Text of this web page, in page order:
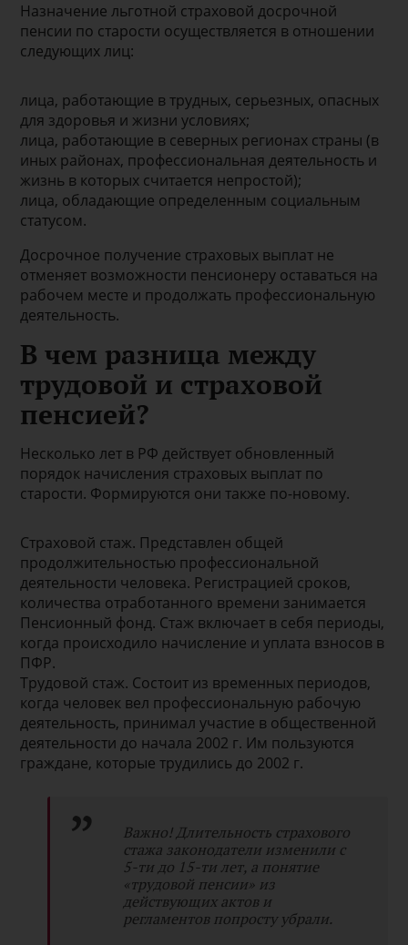
Назначение льготной страховой досрочной
пенсии по старости осуществляется в отношении
следующих лиц:
лица, работающие в трудных, серьезных, опасных
для здоровья и жизни условиях;
лица, работающие в северных регионах страны (в
иных районах, профессиональная деятельность и
жизнь в которых считается непростой);
лица, обладающие определенным социальным
статусом.
Досрочное получение страховых выплат не
отменяет возможности пенсионеру оставаться на
рабочем месте и продолжать профессиональную
деятельность.
В чем разница между
трудовой и страховой
пенсией?
Несколько лет в РФ действует обновленный
порядок начисления страховых выплат по
старости. Формируются они также по-новому.
Страховой стаж. Представлен общей
продолжительностью профессиональной
деятельности человекa. Регистрацией сроков,
количества отработанного времени занимается
Пенсионный фонд. Стаж включает в себя периоды,
когда происходило начисление и уплата взносов в
ПФР.
Трудовой стаж. Состоит из временных периодов,
когда человек вел профессиональную рабочую
деятельность, принимал участие в общественной
деятельности до начала 2002 г. Им пользуются
граждане, которые трудились до 2002 г.
Важно! Длительность страхового
стажа законодатели изменили с
5-ти до 15-ти лет, а понятие
«трудовой пенсии» из
действующих актов и
регламентов попросту убрали.